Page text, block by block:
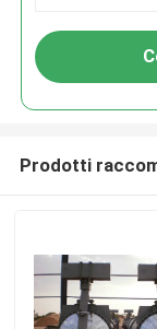
Prodotti